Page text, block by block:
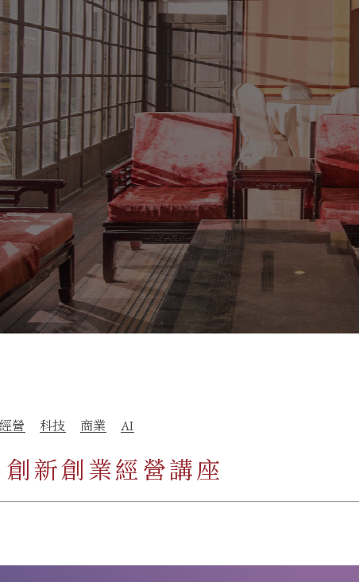
創新創業經營講座
經營 科技 商業 AI